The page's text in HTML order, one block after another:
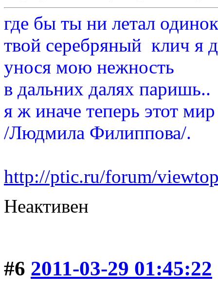
где бы ты ни летал
твой серебряный клич
унося мою нежность
в дальних далях паришь..
я ж иначе теперь этот
/Людмила Филиппова/.
http://ptic.ru/forum/
Неактивен
#6 2011-03-29 01:45:22